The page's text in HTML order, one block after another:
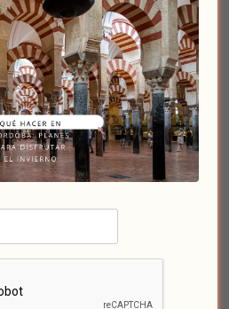
tiempo donde germine un
entre tradición y
y lo público; llevando el
otros formatos.
dice así:
colores del patio.